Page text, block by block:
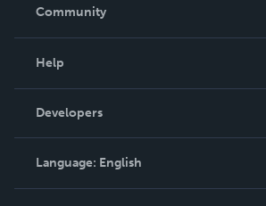
In The News
Community
Podcast
Help
Order Lookup
Knowledge Base
Contact Support
Developers
Language: English